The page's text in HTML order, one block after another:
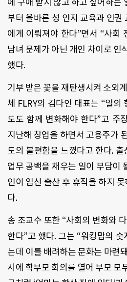
부터 올바른 성 인지 교육과 인권
에게 이뤄져야 한다”면서 “사회
남녀 문제가 아닌 개인 차이로 인
했다.
기부 받은 꽃을 재탄생시켜 소외
체 FLRY의 김다인 대표는 “일의
도도 함께 변화해야 한다”고 주
지난해 창업을 하면서 고용주가
도의 불편함을 느꼈다고 한다.
업무 공백을 채우는 일이 부담이
인이 임신 출산 후 휴직을 하지 못
다.
송 조교수 또한 “사회의 변화와
한다”고 했다. 그는 “워킹맘의
는데 이를 배려하는 문화는 마련
시에 학부모 회의를 열어 부모 모